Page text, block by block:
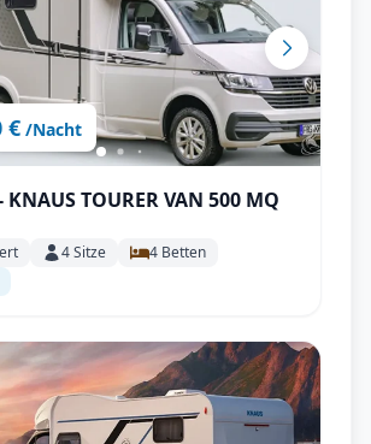
€ /Nacht
BULLI - KNAUS TOURER VAN 500 MQ
4Sitze 4 Betten